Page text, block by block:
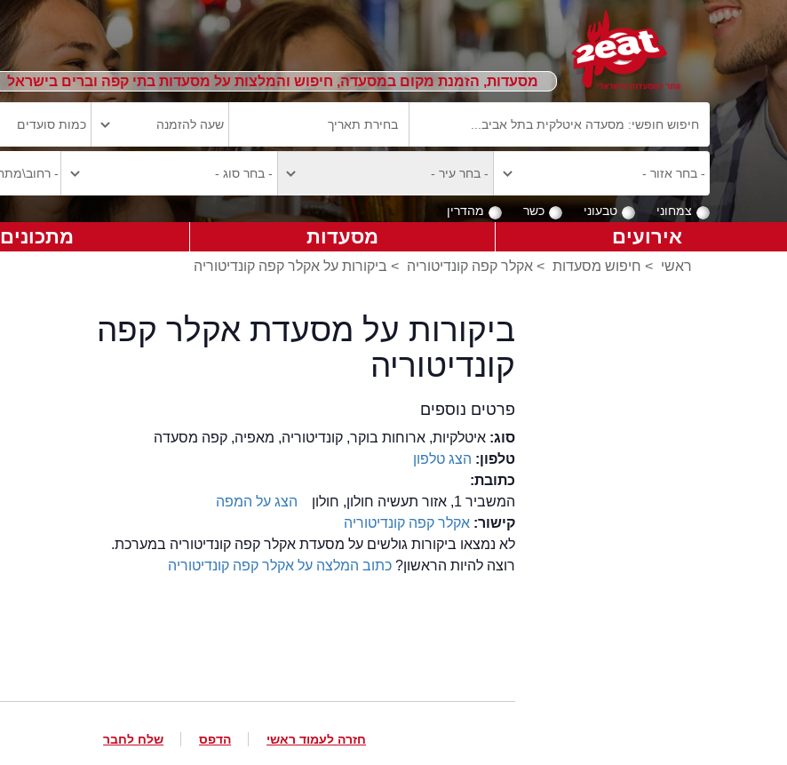
מסעדות, הזמנת מקום במסעדה, חיפוש והמלצות על מסעדות בתי קפה וברים בישראל
צמחוני טבעוני כשר מהדרין
אירועים מסעדות מתכונים
ראשי > חיפוש מסעדות > אקלר קפה קונדיטוריה > ביקורות על אקלר קפה קונדיטוריה
ביקורות על מסעדת אקלר קפה
קונדיטוריה
פרטים נוספים
סוג:איטלקיות, ארוחות בוקר, קונדיטוריה, מאפיה, קפה מסעדה
טלפון: הצג טלפון
כתובת:
המשביר 1, אזור תעשיה חולון, חולון
הצג על המפה
קישור:אקלר קפה קונדיטוריה
לא נמצאו ביקורות גולשים על מסעדת אקלר קפה קונדיטוריה במערכת.
רוצה להיות הראשון?כתוב המלצה על אקלר קפה קונדיטוריה
חזרה לעמוד ראשי הדפס שלח לחבר